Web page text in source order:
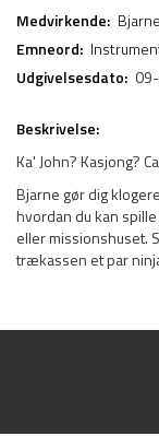
Medvirkende:
Emneord:
Udgivelsesdato:
Beskrivelse:
Ka' John? Kasjong?
Bjarne gør dig
hvordan du kan
eller missionshuset.
trækassen et par